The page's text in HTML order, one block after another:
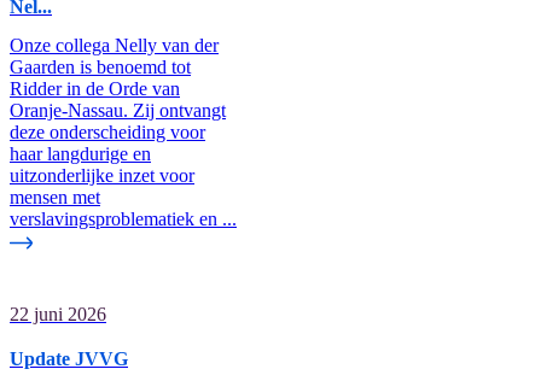
Nel...
Onze collega Nelly van der
Gaarden is benoemd tot
Ridder in de Orde van
Oranje-Nassau. Zij ontvangt
deze onderscheiding voor
haar langdurige en
uitzonderlijke inzet voor
mensen met
verslavingsproblematiek en ...
22 juni 2026
Update JVVG